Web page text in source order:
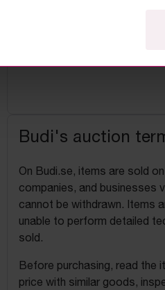
Budi's auction
On Budi.se, items are sold
companies, and businesses
cannot be withdrawn. Items
unable to perform detailed
sold.
Before purchasing, read the
price with similar goods,